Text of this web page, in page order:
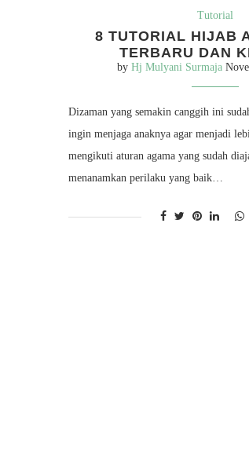
Tutorial
8 TUTORIAL HIJAB
TERBARU DAN
by Hj Mulyani Surmaja
Dizaman yang semakin canggih ini
ingin menjaga anaknya agar menjadi
mengikuti aturan agama yang sudah
menanamkan perilaku yang baik…